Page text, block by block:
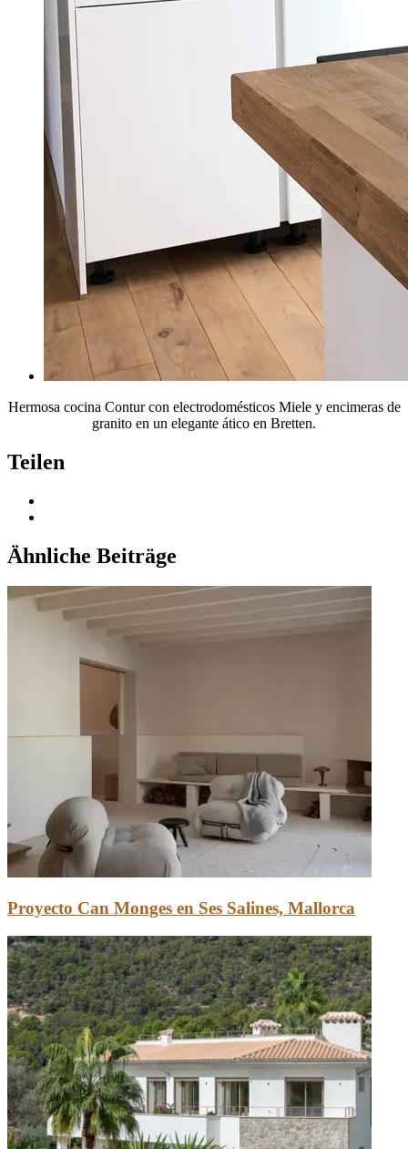
Hermosa cocina Contur con electrodomésticos Miele y encimeras de
granito en un elegante ático en Bretten.
Teilen
Ähnliche Beiträge
Proyecto Can Monges en Ses Salines, Mallorca